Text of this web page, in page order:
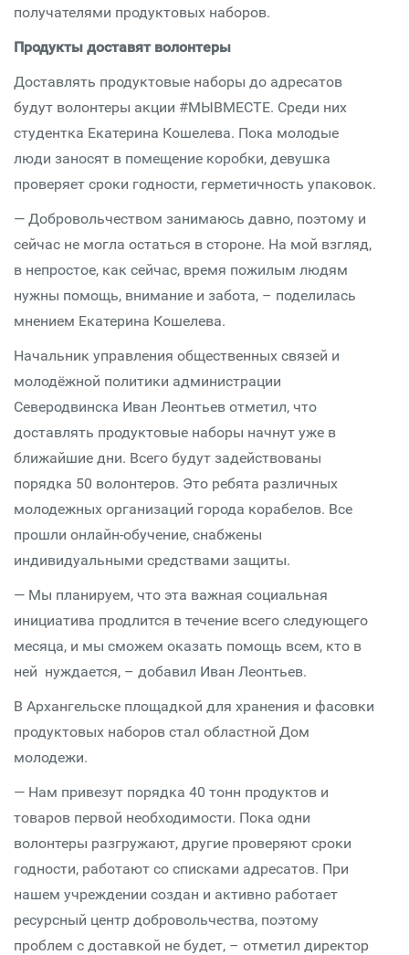
получателями продуктовых наборов.
Продукты доставят волонтеры
Доставлять продуктовые наборы до адресатов
будут волонтеры акции #МЫВМЕСТЕ. Среди них
студентка Екатерина Кошелева. Пока молодые
люди заносят в помещение коробки, девушка
проверяет сроки годности, герметичность упаковок.
— Добровольчеством занимаюсь давно, поэтому и
сейчас не могла остаться в стороне. На мой взгляд,
в непростое, как сейчас, время пожилым людям
нужны помощь, внимание и забота, – поделилась
мнением Екатерина Кошелева.
Начальник управления общественных связей и
молодёжной политики администрации
Северодвинска Иван Леонтьев отметил, что
доставлять продуктовые наборы начнут уже в
ближайшие дни. Всего будут задействованы
порядка 50 волонтеров. Это ребята различных
молодежных организаций города корабелов. Все
прошли онлайн-обучение, снабжены
индивидуальными средствами защиты.
— Мы планируем, что эта важная социальная
инициатива продлится в течение всего следующего
месяца, и мы сможем оказать помощь всем, кто в
ней нуждается, – добавил Иван Леонтьев.
В Архангельске площадкой для хранения и фасовки
продуктовых наборов стал областной Дом
молодежи.
— Нам привезут порядка 40 тонн продуктов и
товаров первой необходимости. Пока одни
волонтеры разгружают, другие проверяют сроки
годности, работают со списками адресатов. При
нашем учреждении создан и активно работает
ресурсный центр добровольчества, поэтому
проблем с доставкой не будет, – отметил директор